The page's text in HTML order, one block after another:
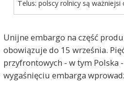
Telus: polscy rolnicy są
Unijne embargo na część
obowiązuje do 15 września.
przyfrontowych - w tym Polska
wygaśnięciu embarga